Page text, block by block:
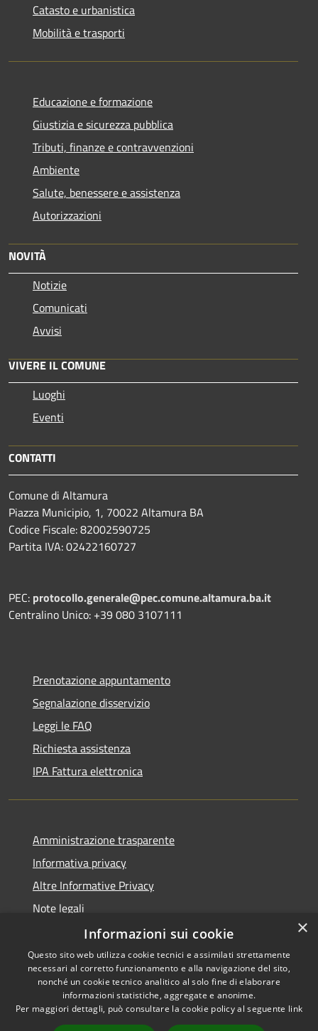
Catasto e urbanistica
Mobilità e trasporti
Educazione e formazione
Giustizia e sicurezza pubblica
Tributi, finanze e contravvenzioni
Ambiente
Salute, benessere e assistenza
Autorizzazioni
NOVITÀ
Notizie
Comunicati
Avvisi
VIVERE IL COMUNE
Luoghi
Eventi
CONTATTI
Comune di Altamura
Piazza Municipio, 1, 70022 Altamura BA
Codice Fiscale: 82002590725
Partita IVA: 02422160727
PEC: protocollo.generale@pec.comune.altamura.ba.it
Centralino Unico: +39 080 3107111
Prenotazione appuntamento
Segnalazione disservizio
Leggi le FAQ
Richiesta assistenza
IPA Fattura elettronica
Amministrazione trasparente
Informativa privacy
Altre Informative Privacy
Note legali
Dichiarazione di accessibilità
RSS
Accessibilità
Copyright © 2026 • Comune di
Altamura • Powered by
×
Informazioni sui cookie
Questo sito web utilizza cookie tecnici e assimilati strettamente
necessari al corretto funzionamento e alla navigazione del sito,
nonché un cookie tecnico analitico al solo fine di elaborare
informazioni statistiche, aggregate e anonime.
Per maggiori dettagli, può consultare la cookie policy al seguente link